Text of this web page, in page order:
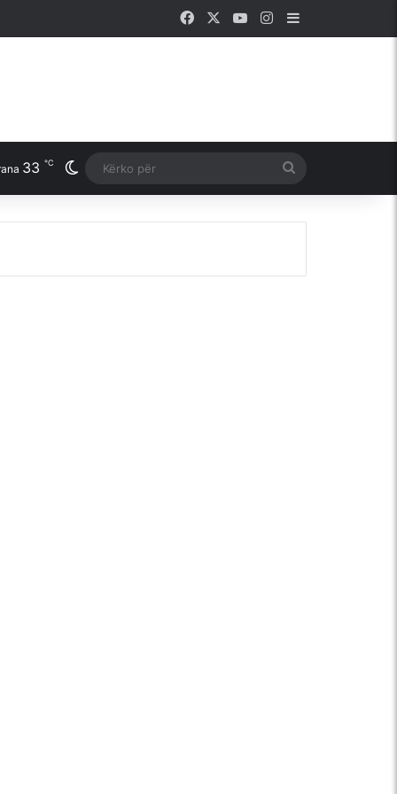
Facebook YouTubeInstagram
33 ℃ Switch skin
për